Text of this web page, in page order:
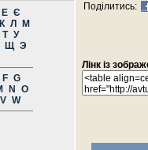
Е Є
К Л
М
Т У
Щ Э
F G
N
O
V W
Поділитись:
Лінк із